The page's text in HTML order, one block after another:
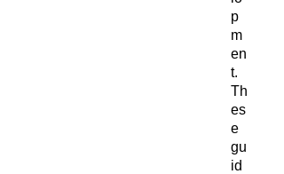
p
m
en
t.
Th
es
e
gu
id